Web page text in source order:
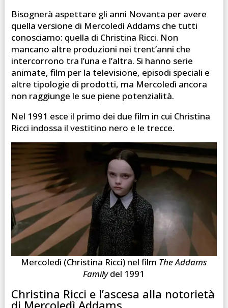
Bisognerà aspettare gli anni Novanta per avere
quella versione di Mercoledì Addams che tutti
conosciamo: quella di Christina Ricci. Non
mancano altre produzioni nei trent’anni che
intercorrono tra l’una e l’altra. Si hanno serie
animate, film per la televisione, episodi speciali e
altre tipologie di prodotti, ma Mercoledì ancora
non raggiunge le sue piene potenzialità.
Nel 1991 esce il primo dei due film in cui Christina
Ricci indossa il vestitino nero e le trecce.
Mercoledì (Christina Ricci) nel film The Addams
Familydel 1991
Christina Ricci e l’ascesa alla notorietà
di Mercoledì Addams